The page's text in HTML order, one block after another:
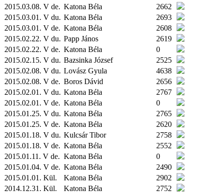
2015.03.08. V de. Katona Béla
2662
2015.03.01. V du. Katona Béla
2693
2015.03.01. V de. Katona Béla
2608
2015.02.22. V du. Papp János
2619
2015.02.22. V de. Katona Béla
0
2015.02.15. V du. Bazsinka József
2525
2015.02.08. V du. Lovász Gyula
4638
2015.02.08. V de. Boros Dávid
2656
2015.02.01. V du. Katona Béla
2767
2015.02.01. V de. Katona Béla
0
2015.01.25. V du. Katona Béla
2765
2015.01.25. V de. Katona Béla
2620
2015.01.18. V du. Kulcsár Tibor
2758
2015.01.18. V de. Katona Béla
2552
2015.01.11. V de. Katona Béla
0
2015.01.04. V de. Katona Béla
2490
2015.01.01. Kül. Katona Béla
2902
2014.12.31. Kül. Katona Béla
2752